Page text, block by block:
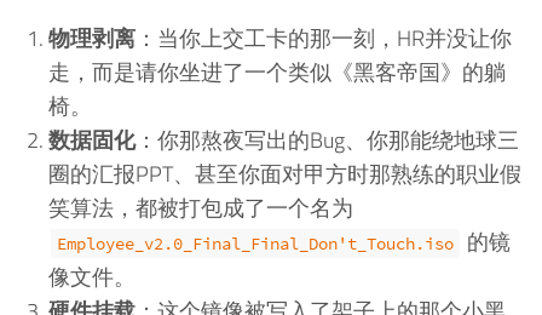
物理剥离 ：当你上交工卡的那一刻，HR并没让你
走，而是请你坐进了一个类似《黑客帝国》的躺
椅。
数据固化：你那熬夜写出的Bug、你那能绕地球三
圈的汇报PPT、甚至你面对甲方时那熟练的职业假
笑算法，都被打包成了一个名为
Employee_v2.0_Final_Final_Don't_Touch.iso
的镜
像文件。